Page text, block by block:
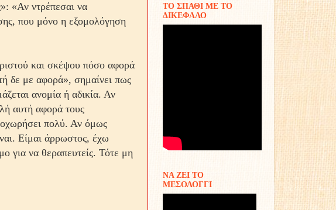
«Αν ντρέπεσαι να
που μόνο η εξομολόγηση
και σκέψου πόσο αφορά
δε με αφορά», σημαίνει πως
ανομία ή αδικία. Αν
αυτή αφορά τους
πολύ. Αν όμως
Είμαι άρρωστος, έχω
για να θεραπευτείς. Τότε μη
ΤΟ ΣΠΑΘΙ ΜΕ ΤΟ
ΔΙΚΕΦΑΛΟ
ΝΑ ΖΕΙ ΤΟ
ΜΕΣΟΛΟΓΓΙ